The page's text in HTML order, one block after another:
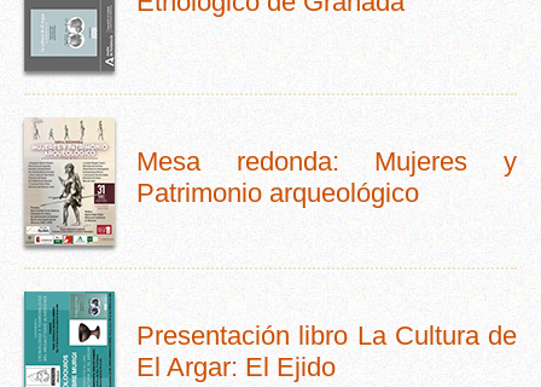
Mesa redonda: Mujeres y
Patrimonio arqueológico
Presentación libro La Cultura de
El Argar: El Ejido